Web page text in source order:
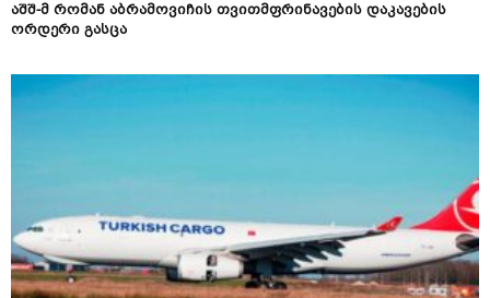
აშშ-მ რომან აბრამოვიჩის თვითმფრინავების დაკავების
ორდერი გასცა